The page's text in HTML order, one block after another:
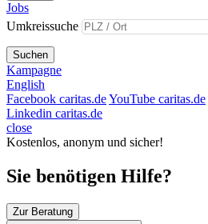
Jobs
Umkreissuche
Suchen
Kampagne
English
Facebook caritas.deYouTube caritas.de
Linkedin caritas.de
close
Kostenlos, anonym und sicher!
Sie benötigen Hilfe?
Zur Beratung